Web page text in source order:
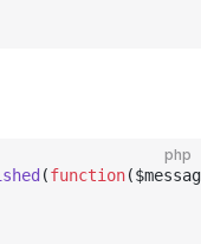
php
(function